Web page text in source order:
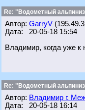
Re: "Водометный
Автор: GarryV
Дата: 20-05-18 15:54
Владимир, когда уже к
Re: "Водометный
Автор: Владимир г.
Дата: 20-05-18 16:14